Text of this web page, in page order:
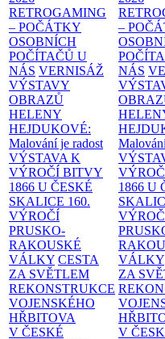
RETROGAMING
– POČÁTKY
OSOBNÍCH
POČÍTAČŮ U
NÁS VERNISÁŽ
VÝSTAVY
OBRAZŮ
HELENY
HEJDUKOVÉ:
Malování je radost
VÝSTAVA K
VÝROČÍ BITVY
1866 U ČESKÉ
SKALICE 160.
VÝROČÍ
PRUSKO-
RAKOUSKÉ
VÁLKY CESTA
ZA SVĚTLEM
REKONSTRUKCE
VOJENSKÉHO
HŘBITOVA
V ČESKÉ
–
NÁS
1866 U
VÁLKY
ZA
V